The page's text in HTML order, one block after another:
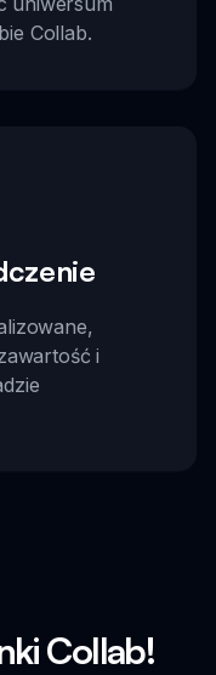
Collab.
i
Collab!